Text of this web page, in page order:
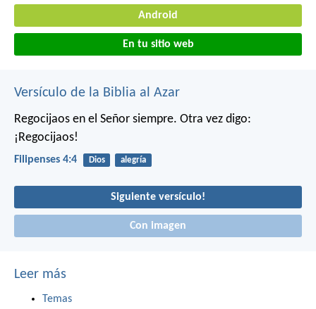
Android
En tu sitio web
Versículo de la Biblia al Azar
Regocijaos en el Señor siempre. Otra vez digo:
¡Regocijaos!
Filipenses 4:4 Dios alegría
Siguiente versículo!
Con imagen
Leer más
Temas